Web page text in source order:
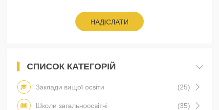
НАДІСЛАТИ
СПИСОК КАТЕГОРІЙ
Заклади вищої освіти (25)
Школи загальноосвітні (35)